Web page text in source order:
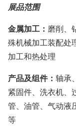
展品范围
金属加工： 磨削、
殊机械加工装配处
加工和热处理
产品及组件： 轴承
紧固件、洗衣机、
管、油管、气动液
等